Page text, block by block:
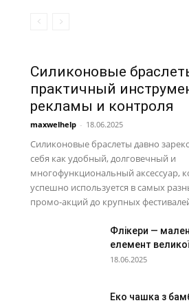
Силиконовые
практичный
рекламы и контроля
maxwelhelp - 18.06.2025
Силиконовые браслеты давно
себя как удобный, долговечный и
многофункциональный аксессуар,
успешно используется в самых
промо-акций до крупных
Флікери —
елемент
18.06.2025
Еко чашка з